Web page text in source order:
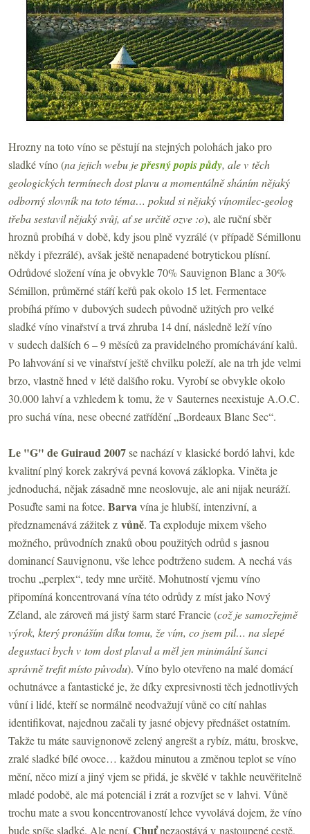
Hrozny na toto víno se pěstují na stejných polohách jako pro
sladké víno (na jejich webu jepřesný popis půdy, ale v těch
geologických termínech dost plavu a momentálně sháním nějaký
odborný slovník na toto téma… pokud si nějaký vínomilec-geolog
třeba sestavil nějaký svůj, ať se určitě ozve :o), ale ruční sběr
hroznů probíhá v době, kdy jsou plně vyzrálé (v případě Sémillonu
někdy i přezrálé), avšak ještě nenapadené botrytickou plísní.
Odrůdové složení vína je obvykle 70% Sauvignon Blanc a 30%
Sémillon, průměrné stáří keřů pak okolo 15 let. Fermentace
probíhá přímo v dubových sudech původně užitých pro velké
sladké víno vinařství a trvá zhruba 14 dní, následně leží víno
v sudech dalších 6 – 9 měsíců za pravidelného promíchávání kalů.
Po lahvování si ve vinařství ještě chvilku poleží, ale na trh jde velmi
brzo, vlastně hned v létě dalšího roku. Vyrobí se obvykle okolo
30.000 lahví a vzhledem k tomu, že v Sauternes neexistuje A.O.C.
pro suchá vína, nese obecné zatřídění „Bordeaux Blanc Sec“.
Le "G" de Guiraud 2007se nachází v klasické bordó lahvi, kde
kvalitní plný korek zakrývá pevná kovová záklopka. Viněta je
jednoduchá, nějak zásadně mne neoslovuje, ale ani nijak neuráží.
Posuďte sami na fotce. Barvavína je hlubší, intenzivní, a
předznamenává zážitek z vůně. Ta exploduje mixem všeho
možného, průvodních znaků obou použitých odrůd s jasnou
dominancí Sauvignonu, vše lehce podtrženo sudem. A nechá vás
trochu „perplex“, tedy mne určitě. Mohutností vjemu víno
připomíná koncentrovaná vína této odrůdy z míst jako Nový
Zéland, ale zároveň má jistý šarm staré Francie (což je samozřejmě
výrok, který pronáším díku tomu, že vím, co jsem pil… na slepé
degustaci bych v tom dost plaval a měl jen minimální šanci
správně trefit místo původu). Víno bylo otevřeno na malé domácí
ochutnávce a fantastické je, že díky expresivnosti těch jednotlivých
vůní i lidé, kteří se normálně neodvažují vůně co cítí nahlas
identifikovat, najednou začali ty jasné objevy přednášet ostatním.
Takže tu máte sauvignonově zelený angrešt a rybíz, mátu, broskve,
zralé sladké bílé ovoce… každou minutou a změnou teplot se víno
mění, něco mizí a jiný vjem se přidá, je skvělé v takhle neuvěřitelně
mladé podobě, ale má potenciál i zrát a rozvíjet se v lahvi. Vůně
trochu mate a svou koncentrovaností lehce vyvolává dojem, že víno
bude spíše sladké. Ale není. Chuťnezaostává v nastoupené cestě,